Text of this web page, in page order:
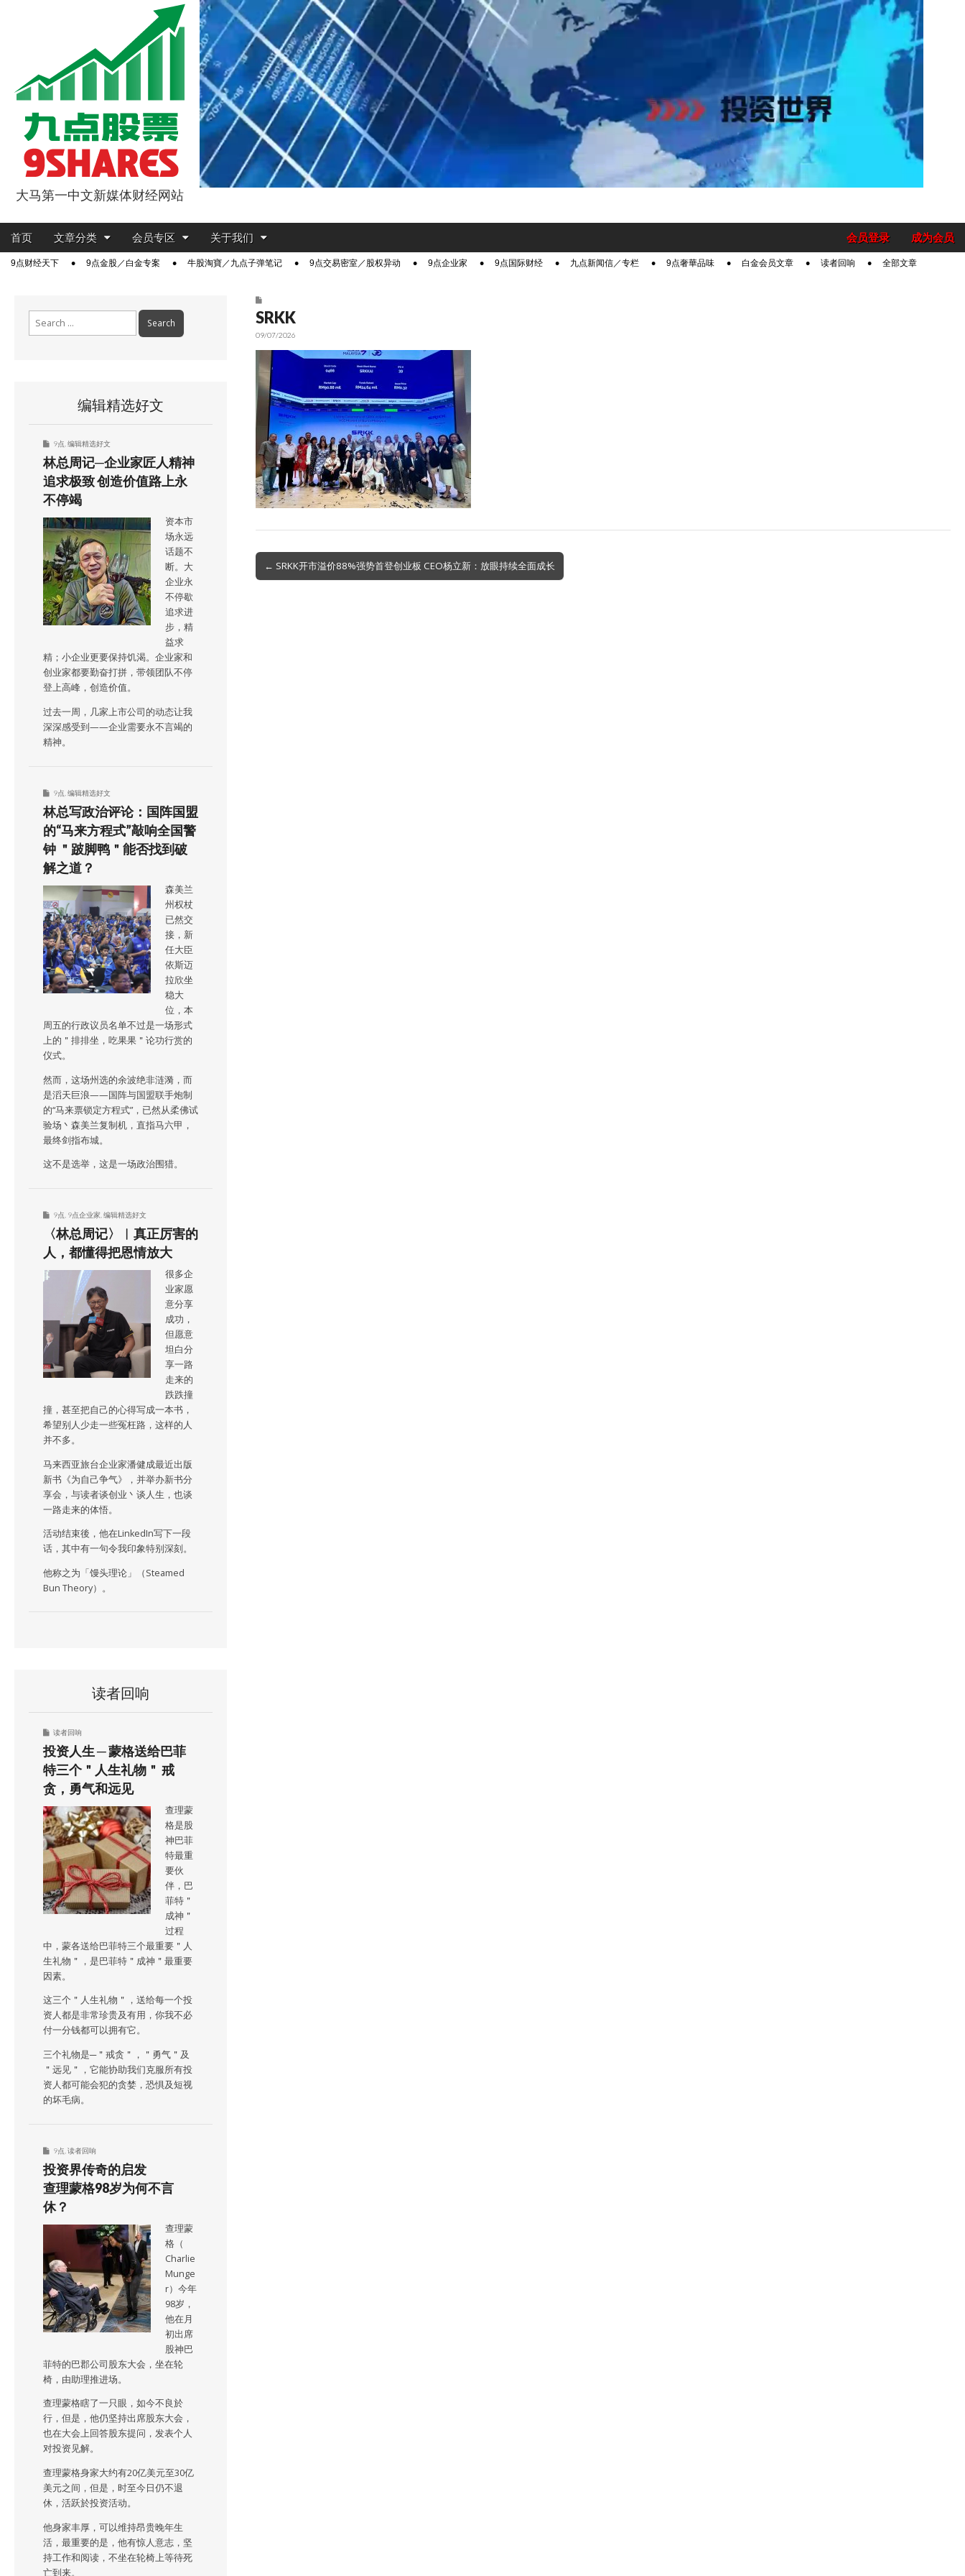
9点股票
大马第一中文新媒体财经网站
Main
Skip
content
首页 文章分类 会员专区 关于我们 成为会员
会员登录
Sub9点财经天下 9点金股／白金专案 牛股淘寶／九点子弹笔记 9点交易密室／股权异动 9点企业家 9点国际财经 九点新闻信／专栏 9点奢華品味 白金会员文章 读者回响 全部文章
SRKK
09/07/2026
Post
navigation
← SRKK开市溢价88%强势首登创业板 CEO杨立新：放眼持续全面成长
编辑精选好文
9点 编辑精选好文
林总周记─企业家匠人精神
追求极致 创造价值路上永
不停竭
资本市
场永远
话题不
断。大
企业永
不停歇
追求进
步，精
益求
精；小企业更要保持饥渴。企业家和
创业家都要勤奋打拼，带领团队不停
登上高峰，创造价值。
过去一周，几家上市公司的动态让我
深深感受到——企业需要永不言竭的
精神。
9点 编辑精选好文
林总写政治评论：国阵国盟
的“马来方程式”敲响全国警
钟 ＂跛脚鸭＂能否找到破
解之道？
森美兰
州权杖
已然交
接，新
任大臣
依斯迈
拉欣坐
稳大
位，本
周五的行政议员名单不过是一场形式
上的＂排排坐，吃果果＂论功行赏的
仪式。
然而，这场州选的余波绝非涟漪，而
是滔天巨浪——国阵与国盟联手炮制
的“马来票锁定方程式”，已然从柔佛试
验场丶森美兰复制机，直指马六甲，
最终剑指布城。
这不是选举，这是一场政治围猎。
9点 9点企业家 编辑精选好文
〈林总周记〉︱真正厉害的
人，都懂得把恩情放大
很多企
业家愿
意分享
成功，
但愿意
坦白分
享一路
走来的
跌跌撞
撞，甚至把自己的心得写成一本书，
希望别人少走一些冤枉路，这样的人
并不多。
马来西亚旅台企业家潘健成最近出版
新书《为自己争气》，并举办新书分
享会，与读者谈创业丶谈人生，也谈
一路走来的体悟。
活动结束後，他在LinkedIn写下一段
话，其中有一句令我印象特别深刻。
他称之为「馒头理论」（Steamed
Bun Theory）。
读者回响
读者回响
投资人生 ─ 蒙格送给巴菲
特三个＂人生礼物＂ 戒
贪，勇气和远见
查理蒙
格是股
神巴菲
特最重
要伙
伴，巴
菲特＂
成神＂
过程
中，蒙各送给巴菲特三个最重要＂人
生礼物＂，是巴菲特＂成神＂最重要
因素。
这三个＂人生礼物＂，送给每一个投
资人都是非常珍贵及有用，你我不必
付一分钱都可以拥有它。
三个礼物是─＂戒贪＂，＂勇气＂及
＂远见＂，它能协助我们克服所有投
资人都可能会犯的贪婪，恐惧及短视
的坏毛病。
9点 读者回响
投资界传奇的启发
查理蒙格98岁为何不言
休？
查理蒙
格（
Charlie
Munge
r）今年
98岁，
他在月
初出席
股神巴
菲特的巴郡公司股东大会，坐在轮
椅，由助理推进场。
查理蒙格瞎了一只眼，如今不良於
行，但是，他仍坚持出席股东大会，
也在大会上回答股东提问，发表个人
对投资见解。
查理蒙格身家大约有20亿美元至30亿
美元之间，但是，时至今日仍不退
休，活跃於投资活动。
他身家丰厚，可以维持昂贵晚年生
活，最重要的是，他有惊人意志，坚
持工作和阅读，不坐在轮椅上等待死
亡到来。